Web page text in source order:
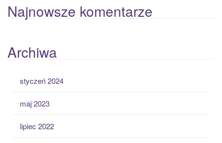
Najnowsze komentarze
Archiwa
styczeń 2024
maj 2023
lipiec 2022